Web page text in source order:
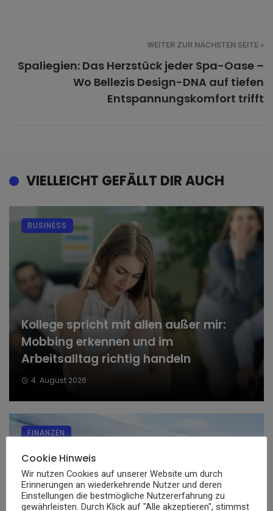
WEITER ZUR NÄCHSTEN SEITE »
Spaliegien: Das Herzstück jeder Spa-Oase –
Wo Bellezis Design-DNA auf tiefen
Entspannungskomfort trifft
VIELLEICHT GEFÄLLT DIR AUCH
Kollege spricht mit allen außer mir:
Mobbing erkennen und im
Arbeitsalltag richtig handeln
4. August 2026
BUSINESS
FINANZEN
Cookie Hinweis
Wir nutzen Cookies auf unserer Website um durch
Erinnerungen an wiederkehrende Nutzer und deren
Einstellungen die bestmögliche Nutzererfahrung zu
gewährleisten. Durch Klick auf "Alle akzeptieren", stimmst